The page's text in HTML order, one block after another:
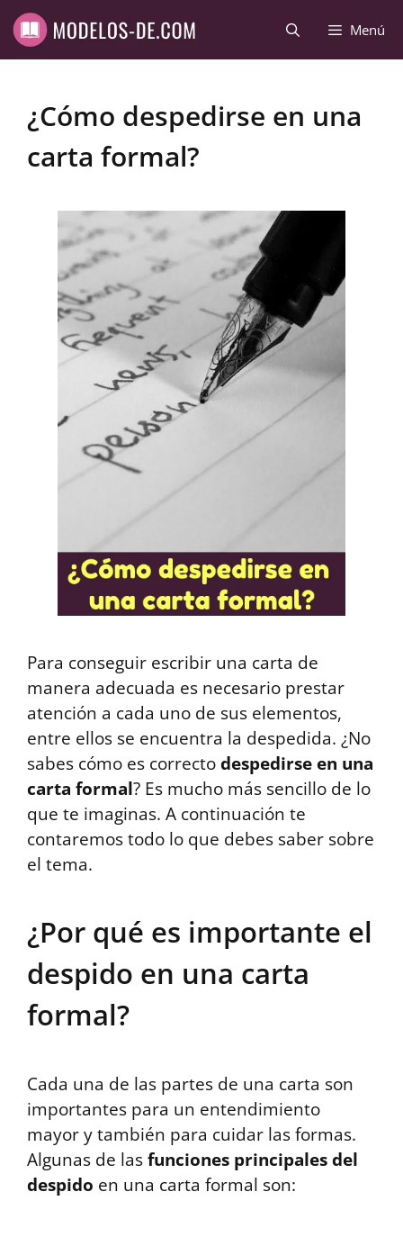
Saltar
al
contenido
Menú
¿Cómo despedirse en una
carta formal?
Para conseguir escribir una carta de
manera adecuada es necesario prestar
atención a cada uno de sus elementos,
entre ellos se encuentra la despedida. ¿No
sabes cómo es correctodespedirse en una
carta formal? Es mucho más sencillo de lo
que te imaginas. A continuación te
contaremos todo lo que debes saber sobre
el tema.
¿Por qué es importante el
despido en una carta
formal?
Cada una de las partes de una carta son
importantes para un entendimiento
mayor y también para cuidar las formas.
Algunas de lasfunciones principales del
despido en una carta formal son: